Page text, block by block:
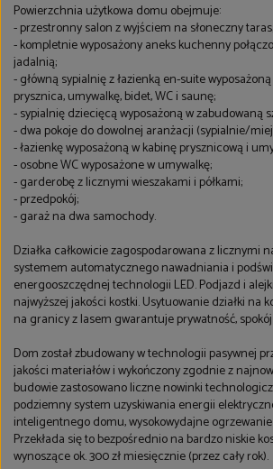
Powierzchnia użytkowa domu obejmuje:
- przestronny salon z wyjściem na słoneczny taras;
- kompletnie wyposażony aneks kuchenny
jadalnią;
- główną sypialnię z łazienką en-suite
prysznica, umywalkę, bidet, WC i saunę;
- sypialnię dziecięcą wyposażoną w zabudowaną
- dwa pokoje do dowolnej aranżacji (sypialnie/
- łazienkę wyposażoną w kabinę prysznicową i
- osobne WC wyposażone w umywalkę;
- garderobę z licznymi wieszakami i półkami;
- przedpokój;
- garaż na dwa samochody.
Działka całkowicie zagospodarowana z licznymi
systemem automatycznego nawadniania i
energooszczędnej technologii LED. Podjazd i
najwyższej jakości kostki. Usytuowanie działki na
na granicy z lasem gwarantuje prywatność,
Dom został zbudowany w technologii pasywnej
jakości materiałów i wykończony zgodnie z
budowie zastosowano liczne nowinki
podziemny system uzyskiwania energii
inteligentnego domu, wysokowydajne
Przekłada się to bezpośrednio na bardzo niskie
wynoszące ok. 300 zł miesięcznie (przez cały rok).